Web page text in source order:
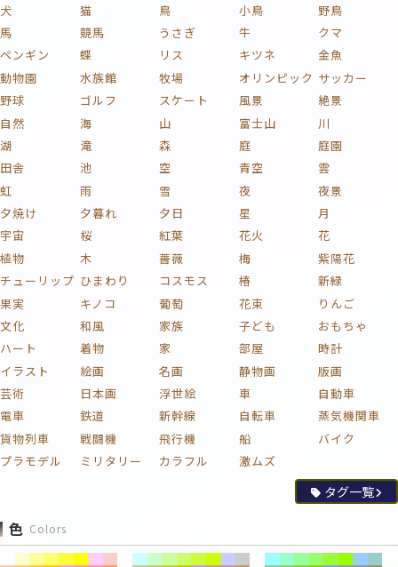
犬
猫 鳥 小鳥
野鳥
馬
競馬 うさぎ 牛
クマ
ペンギン
蝶 リス キツネ
金魚
動物園
水族館 牧場 オリンピック サッカー
野球
ゴルフ スケート 風景
絶景
自然
海 山 富士山
川
湖
滝 森 庭
庭園
田舎
池 空 青空
雲
虹
雨 雪 夜
夜景
夕焼け
夕暮れ 夕日 星
月
宇宙
桜 紅葉 花火
花
植物
木 薔薇 梅
紫陽花
チューリップ ひまわり コスモス 椿
新緑
果実
キノコ 葡萄 花束
りんご
文化
和風 家族 子ども
おもちゃ
ハート
着物 家 部屋
時計
イラスト
絵画 名画 静物画
版画
芸術
日本画 浮世絵 車
自動車
電車
鉄道 新幹線 自転車
蒸気機関車
貨物列車
戦闘機 飛行機 船
バイク
プラモデル
ミリタリー カラフル 激ムズ
タグ一覧
色 Colors